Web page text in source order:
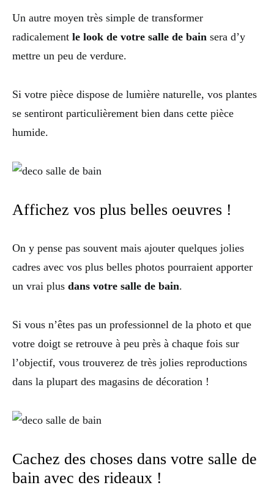
Un autre moyen très simple de transformer
radicalement le look de votre salle de bain sera d’y
mettre un peu de verdure.
Si votre pièce dispose de lumière naturelle, vos plantes
se sentiront particulièrement bien dans cette pièce
humide.
Affichez vos plus belles oeuvres !
On y pense pas souvent mais ajouter quelques jolies
cadres avec vos plus belles photos pourraient apporter
un vrai plus dans votre salle de bain.
Si vous n’êtes pas un professionnel de la photo et que
votre doigt se retrouve à peu près à chaque fois sur
l’objectif, vous trouverez de très jolies reproductions
dans la plupart des magasins de décoration !
Cachez des choses dans votre salle de
bain avec des rideaux !